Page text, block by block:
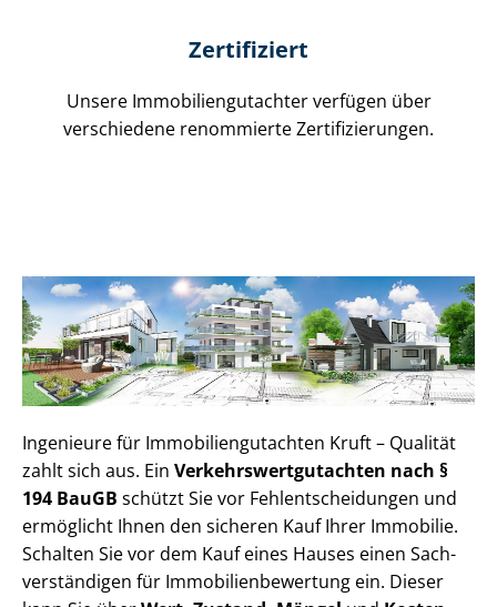
Zertifiziert
Unsere Immobilien­gutachter verfügen über
verschiedene renommierte Zer­ti­fi­zie­run­gen.
Ingenieure für Im­mo­bi­li­en­gut­ach­ten Kruft – Qualität
zahlt sich aus. Ein Ver­kehrs­wert­gut­ach­ten nach §
194 BauGB schützt Sie vor Fehl­ent­schei­dun­gen und
ermöglicht Ihnen den sicheren Kauf Ihrer Immobilie.
Schalten Sie vor dem Kauf eines Hauses einen Sach­
ver­stän­di­gen für Im­mo­bi­li­en­be­wer­tung ein. Dieser